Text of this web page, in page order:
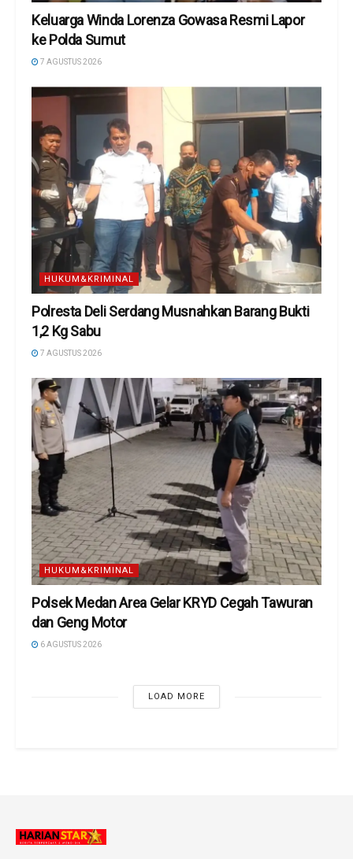
Keluarga Winda Lorenza Gowasa Resmi Lapor
ke Polda Sumut
7 AGUSTUS 2026
HUKUM&KRIMINAL
Polresta Deli Serdang Musnahkan Barang Bukti
1,2 Kg Sabu
7 AGUSTUS 2026
HUKUM&KRIMINAL
Polsek Medan Area Gelar KRYD Cegah Tawuran
dan Geng Motor
6 AGUSTUS 2026
LOAD MORE